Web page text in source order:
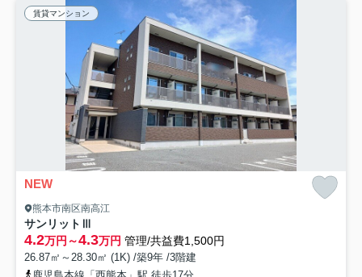
賃貸マンション
NEW
熊本市南区南高江
サンリットⅢ
4.2万円～4.3万円 管理/共益費1,500円
26.87㎡～28.30㎡ (1K) /築9年 /3階建